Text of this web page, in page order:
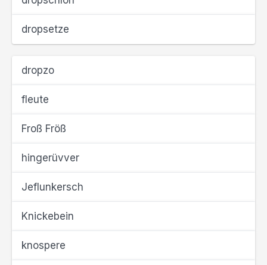
dropsetze
dropzo
fleute
Froß Fröß
hingerüvver
Jeflunkersch
Knickebein
knospere